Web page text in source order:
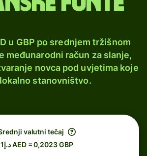
u GBP po srednjem tržišnom
međunarodni račun za slanje,
novca pod uvjetima koje
stanovništvo.
valutni tečaj
د.إ1 AED = 0,2023 GBP